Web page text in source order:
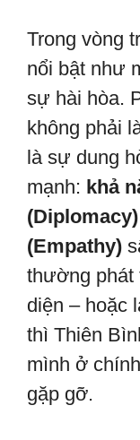
Trong vòng
nổi bật như
sự hài hòa.
không phải
là sự dung
mạnh: khả
(Diplomacy)
(Empathy)
thường phát
diện – hoặc
thì Thiên
mình ở
gặp gỡ.